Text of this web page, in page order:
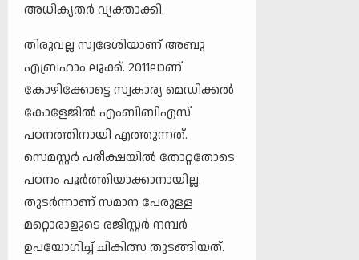
അധികൃതര്‍ വ്യക്താക്കി.
തിരുവല്ല സ്വദേശിയാണ് അബു
എബ്രഹാം ലൂക്ക്. 2011ലാണ്
കോഴിക്കോട്ടെ സ്വകാര്യ മെഡിക്കല്‍
കോളേജില്‍ എംബിബിഎസ്
പഠനത്തിനായി എത്തുന്നത്.
സെമസ്റ്റര്‍ പരീക്ഷയില്‍ തോറ്റതോടെ
പഠനം പൂര്‍ത്തിയാക്കാനായില്ല.
തുടര്‍ന്നാണ് സമാന പേരുള്ള
മറ്റൊരാളുടെ രജിസ്റ്റര്‍ നമ്പര്‍
ഉപയോഗിച്ച് ചികിത്സ തുടങ്ങിയത്.